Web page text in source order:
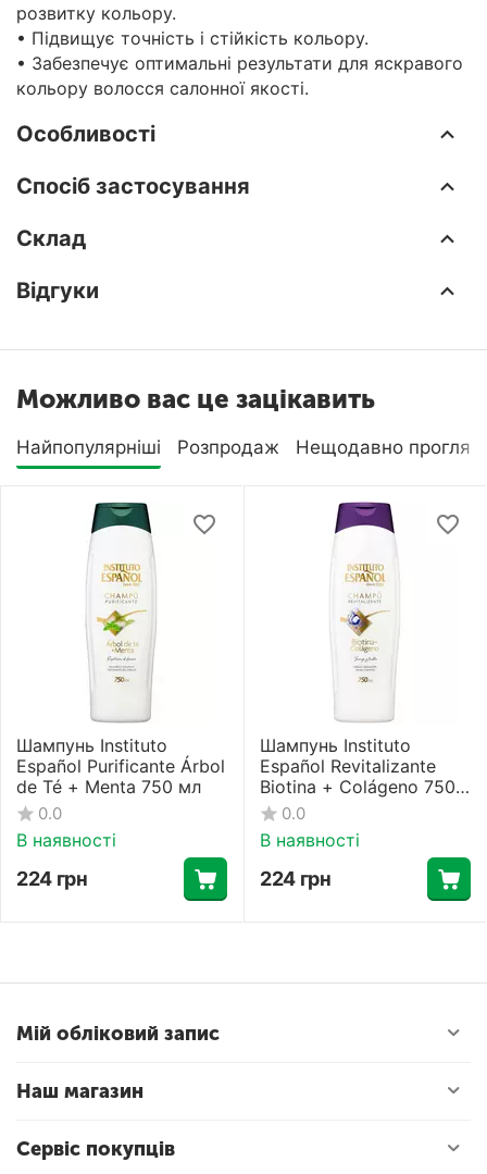
розвитку кольору.
• Підвищує точність і стійкість кольору.
• Забезпечує оптимальні результати для яскравого
кольору волосся салонної якості.
Особливості
Спосіб застосування
Склад
Відгуки
Можливо вас це зацікавить
Найпопулярніші Розпродаж Нещодавно
Шампунь Instituto
Español Purificante Árbol
de Té + Menta 750 мл
0.0
В наявності
224 грн
Шампунь Instituto
Español Revitalizante
Biotina + Colágeno 750
мл 0.0
В наявності
224 грн
Мій обліковий запис
Наш магазин
Сервіс покупців